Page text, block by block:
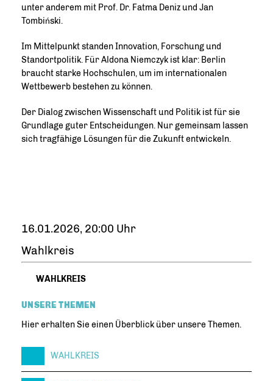
unter anderem mit Prof. Dr. Fatma Deniz und Jan
Tombiński.
Im Mittelpunkt standen Innovation, Forschung und
Standortpolitik. Für Aldona Niemczyk ist klar: Berlin
braucht starke Hochschulen, um im internationalen
Wettbewerb bestehen zu können.
Der Dialog zwischen Wissenschaft und Politik ist für sie
Grundlage guter Entscheidungen. Nur gemeinsam lassen
sich tragfähige Lösungen für die Zukunft entwickeln.
16.01.2026, 20:00 Uhr
Wahlkreis
WAHLKREIS
UNSERE THEMEN
Hier erhalten Sie einen Überblick über unsere Themen.
WAHLKREIS